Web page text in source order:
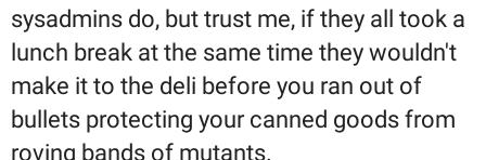
sysadmins do, but trust me, if they all took a
lunch break at the same time they wouldn't
make it to the deli before you ran out of
bullets protecting your canned goods from
roving bands of mutants.